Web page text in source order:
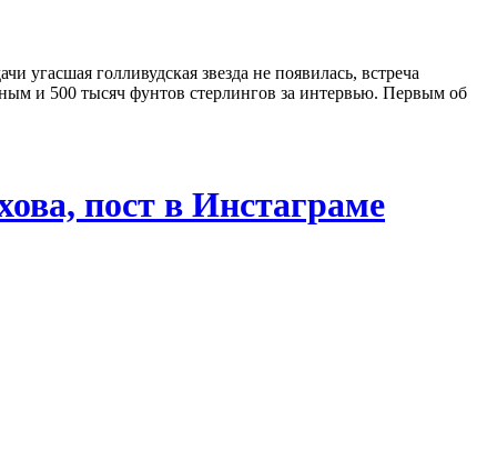
голливудская звезда не появилась, встреча
и 500 тысяч фунтов стерлингов за интервью. Первым об
пост в Инстаграме